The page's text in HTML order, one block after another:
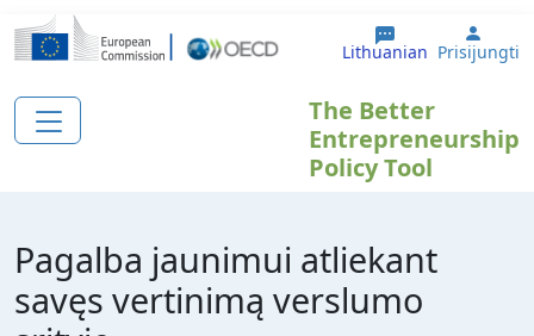
Pereiti į pagrindinį turinį
Lithuanian User
Prisijungti
The Better
Entrepreneurship
Policy Tool
Pagalba jaunimui atliekant
savęs vertinimą verslumo